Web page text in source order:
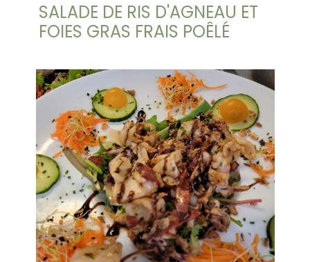
SALADE DE RIS D'AGNEAU ET
FOIES GRAS FRAIS POÊLÉ